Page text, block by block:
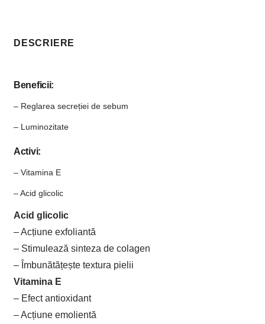
DESCRIERE
Beneficii:
– Reglarea secreției de sebum
– Luminozitate
Activi:
– Vitamina E
– Acid glicolic
Acid glicolic
– Acțiune exfoliantă
– Stimulează sinteza de colagen
– Îmbunătățește textura pielii
Vitamina E
– Efect antioxidant
– Acțiune emolientă